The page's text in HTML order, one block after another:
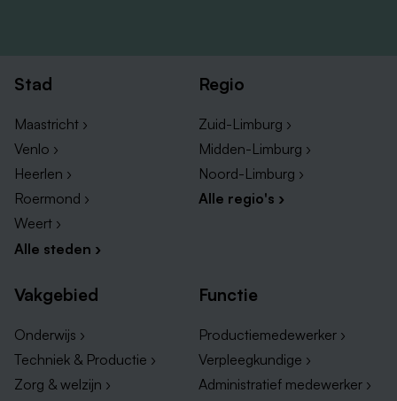
Stad
Maastricht ›
Venlo ›
Heerlen ›
Roermond ›
Weert ›
Alle steden ›
Regio
Zuid-Limburg ›
Midden-Limburg ›
Noord-Limburg ›
Alle regio's ›
Vakgebied
Onderwijs ›
Techniek & Productie ›
Zorg & welzijn ›
Functie
Productiemedewerker ›
Verpleegkundige ›
Administratief medewerker ›